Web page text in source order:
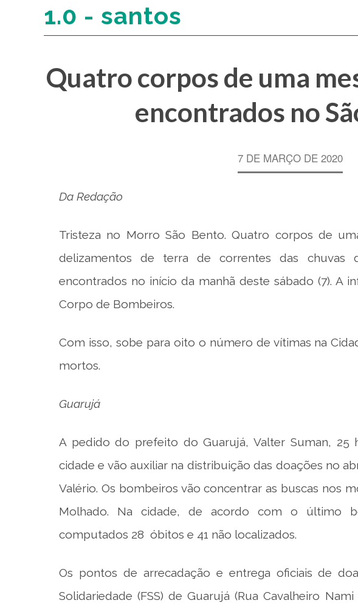
1.0 - santos
Quatro corpos de uma
encontrados no
7 DE MARÇO DE 2020
Da Redação
Tristeza no Morro São Bento. Quatro corpos de
delizamentos de terra de correntes das chuvas
encontrados no início da manhã deste sábado (7). A
Corpo de Bombeiros.
Com isso, sobe para oito o número de vítimas na
mortos.
Guarujá
A pedido do prefeito do Guarujá, Valter Suman, 25
cidade e vão auxiliar na distribuição das doações no
Valério. Os bombeiros vão concentrar as buscas nos
Molhado. Na cidade, de acordo com o último
computados 28 óbitos e 41 não localizados.
Os pontos de arrecadação e entrega oficiais de
Solidariedade (FSS) de Guarujá (Rua Cavalheiro